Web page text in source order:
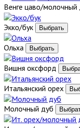
Венге цаво/молочный
Экко/бук
Ольха
Вишня оксфорд
Итальянский орех
Молочный дуб